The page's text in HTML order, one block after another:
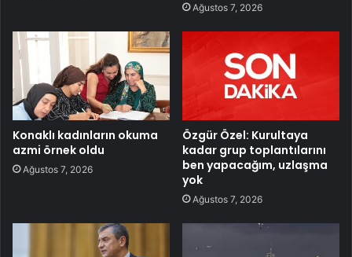
Ağustos 7, 2026
Konaklı kadınların okuma
azmi örnek oldu
Ağustos 7, 2026
Özgür Özel: Kurultaya
kadar grup toplantılarını
ben yapacağım, uzlaşma
yok
Ağustos 7, 2026